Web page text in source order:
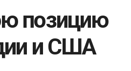
позицию
и США